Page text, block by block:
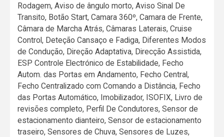
Rodagem, Aviso de ângulo morto, Aviso Sinal De
Transito, Botão Start, Camara 360º, Camara de Frente,
Câmara de Marcha Atrás, Câmaras Laterais, Cruise
Control, Deteção Cansaço e Fadiga, Diferentes Modos
de Condução, Direção Adaptativa, Direcção Assistida,
ESP Controle Electrónico de Estabilidade, Fecho
Autom. das Portas em Andamento, Fecho Central,
Fecho Centralizado com Comando a Distância, Fecho
das Portas Automático, Imobilizador, ISOFIX, Livro de
revisões completo, Perfil De Condutores, Sensor de
estacionamento dianteiro, Sensor de estacionamento
traseiro, Sensores de Chuva, Sensores de Luzes,